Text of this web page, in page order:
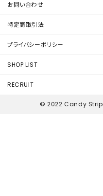
お問い合わせ
特定商取引法
プライバシーポリシー
SHOP LIST
RECRUIT
© 2022 Candy